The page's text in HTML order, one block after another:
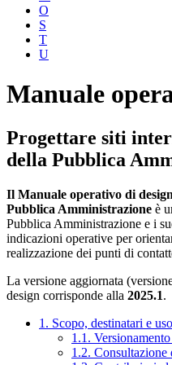
O
S
T
U
Manuale
Progettare siti
della Pubblica
Il Manuale operativo di
Pubblica Amministrazione è
Pubblica Amministrazione e i
indicazioni operative per
realizzazione dei punti di
La versione aggiornata
design corrisponde alla 2025.1.
1. Scopo, destinatari e
1.1.
1.2. Consultazione